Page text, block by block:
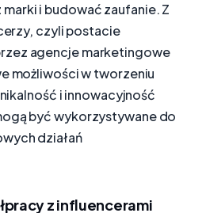
i budować zaufanie. Z
czyli postacie
agencje marketingowe
możliwości w tworzeniu
i innowacyjność
być wykorzystywane do
działań
z influencerami